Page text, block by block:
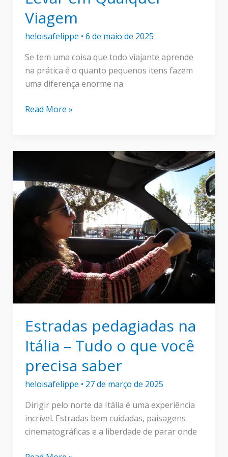
Viagem
heloisafelippe • 6 de maio de 2025
Se tem uma coisa que todo viajante aprende
na prática é o quanto pequenos itens fazem
uma diferença enorme na
10
para
em
Qualquer
Viagem
Read More »
Estradas pedagiadas na
Itália – Tudo o que você
precisa saber
heloisafelippe • 27 de março de 2025
Dirigir pelo norte da Itália é uma experiência
incrível. Estradas bem cuidadas, paisagens
cinematográficas e a liberdade de parar onde